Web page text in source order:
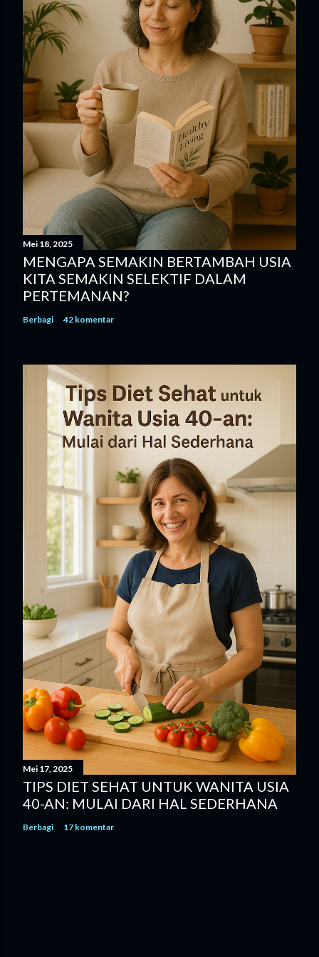
t
a
r
Mei 18, 2025
MENGAPA SEMAKIN BERTAMBAH USIA
KITA SEMAKIN SELEKTIF DALAM
PERTEMANAN?
Berbagi 42 komentar
Mei 17, 2025
TIPS DIET SEHAT UNTUK WANITA USIA
40-AN: MULAI DARI HAL SEDERHANA
Berbagi 17 komentar